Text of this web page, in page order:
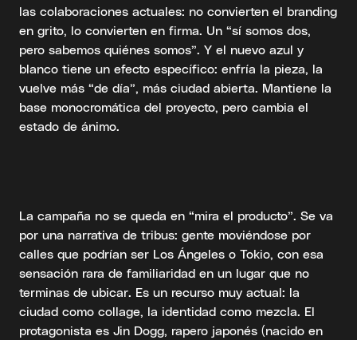
las colaboraciones actuales: no convierten el branding
en grito, lo convierten en firma. Un “sí somos dos,
pero sabemos quiénes somos”. Y el nuevo azul y
blanco tiene un efecto específico: enfría la pieza, la
vuelve más “de día”, más ciudad abierta. Mantiene la
base monocromática del proyecto, pero cambia el
estado de ánimo.
La campaña no se queda en “mira el producto”. Se va
por una narrativa de tribus: gente moviéndose por
calles que podrían ser Los Ángeles o Tokio, con esa
sensación rara de familiaridad en un lugar que no
terminas de ubicar. Es un recurso muy actual: la
ciudad como collage, la identidad como mezcla. El
protagonista es Jin Dogg, rapero japonés (nacido en